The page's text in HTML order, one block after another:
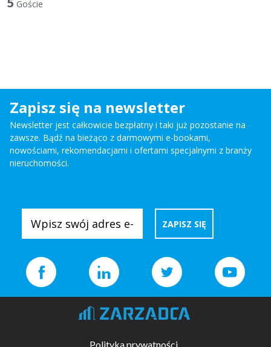
Goście
Zapisz się na newsletter
Newsletter jest całkowicie bezpłatny i taki już pozostanie na
zawsze. Bądź na bieżąco z darmowymi e-bookami,
nowościami, rekomendacjami i ofertami specjalnymi z branży
nieruchomości.
Polityka prywatności